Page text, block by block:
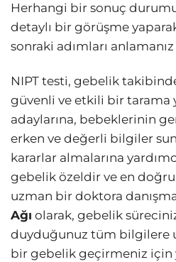
Herhangi bir sonuç
detaylı bir görüşme
sonraki adımları
NIPT testi, gebelik
güvenli ve etkili bir tarama
adaylarına, bebeklerinin
erken ve değerli bilgiler
kararlar almalarına
gebelik özeldir ve en
uzman bir doktora
Ağı olarak, gebelik
duyduğunuz tüm bilgilere
bir gebelik geçirmeniz için